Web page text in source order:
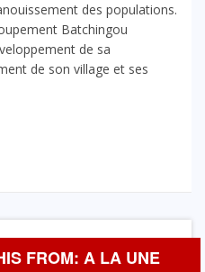
des populations.
Batchingou
de sa
de son village et ses
FROM: A LA UNE